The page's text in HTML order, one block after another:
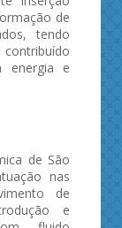
de
tendo
energia e
de São
nas
de
e